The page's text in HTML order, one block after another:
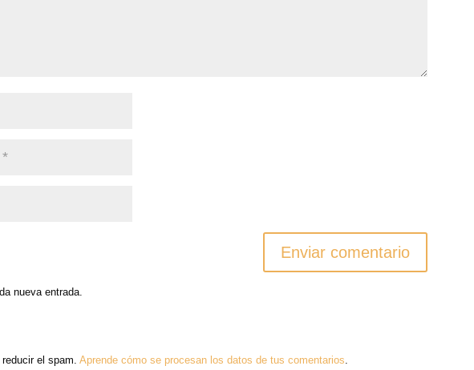
nueva entrada.
reducir el spam.Aprende cómo se procesan los datos de tus comentarios.